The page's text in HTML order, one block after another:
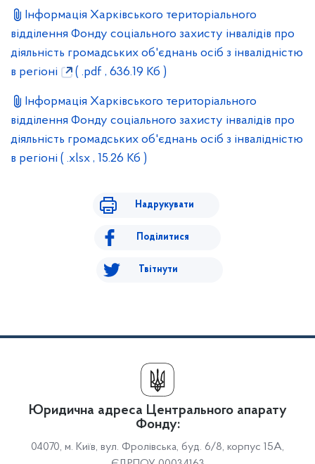
Інформація Харківського територіального
відділення Фонду соціального захисту інвалідів про
діяльність громадських об'єднань осіб з інвалідністю
в регіоні
( .pdf , 636.19 Кб )
Інформація Харківського територіального
відділення Фонду соціального захисту інвалідів про
діяльність громадських об'єднань осіб з інвалідністю
в регіоні ( .xlsx , 15.26 Кб )
Надрукувати
Поділитися
Твітнути
Юридична адреса Центрального апарату
Фонду:
04070, м. Київ, вул. Фролівська, буд. 6/8, корпус 15А,